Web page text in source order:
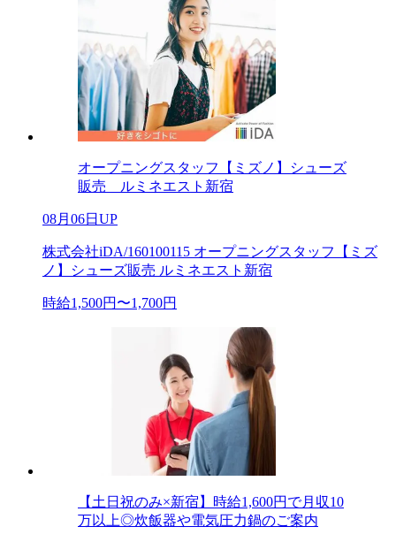
オープニングスタッフ【ミズノ】シューズ
販売 ルミネエスト新宿
08月06日UP
株式会社iDA/160100115 オープニングスタッフ【ミズ
ノ】シューズ販売 ルミネエスト新宿
時給1,500円〜1,700円
【土日祝のみ×新宿】時給1,600円で月収10
万以上◎炊飯器や電気圧力鍋のご案内